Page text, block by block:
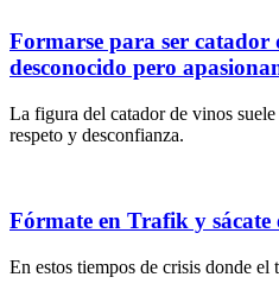
Formarse para ser catador
desconocido pero
La figura del catador de vinos
respeto y desconfianza.
Fórmate en Trafik y sácate
En estos tiempos de crisis donde